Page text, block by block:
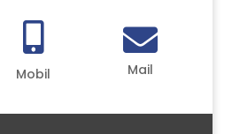

Mobil

Mail